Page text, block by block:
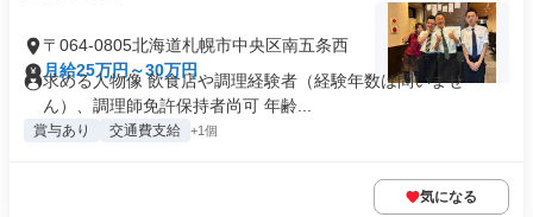
〒064-0805北海道札幌市中央区南五条西
月給25万円～30万円
求める人物像 飲食店や調理経験者（経験年数は問いませ
ん）、調理師免許保持者尚可 年齢...
賞与あり 交通費支給 +1個
気になる